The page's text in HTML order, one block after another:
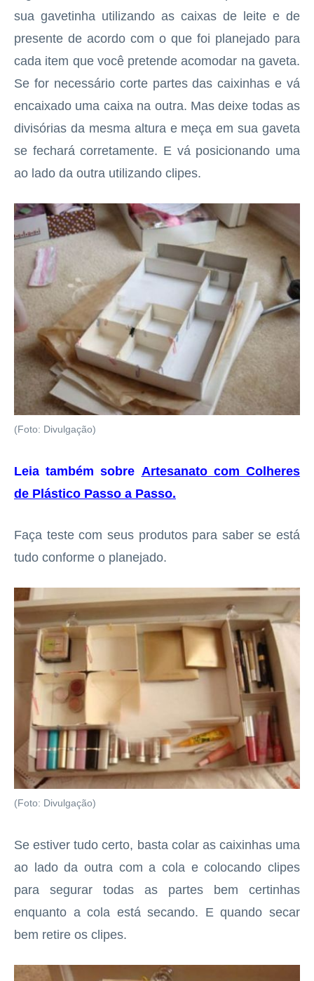
sua gavetinha utilizando as caixas de leite e de
presente de acordo com o que foi planejado para
cada item que você pretende acomodar na gaveta.
Se for necessário corte partes das caixinhas e vá
encaixado uma caixa na outra. Mas deixe todas as
divisórias da mesma altura e meça em sua gaveta
se fechará corretamente. E vá posicionando uma
ao lado da outra utilizando clipes.
(Foto: Divulgação)
Leia também sobre Artesanato com Colheres
de Plástico Passo a Passo.
Faça teste com seus produtos para saber se está
tudo conforme o planejado.
(Foto: Divulgação)
Se estiver tudo certo, basta colar as caixinhas uma
ao lado da outra com a cola e colocando clipes
para segurar todas as partes bem certinhas
enquanto a cola está secando. E quando secar
bem retire os clipes.